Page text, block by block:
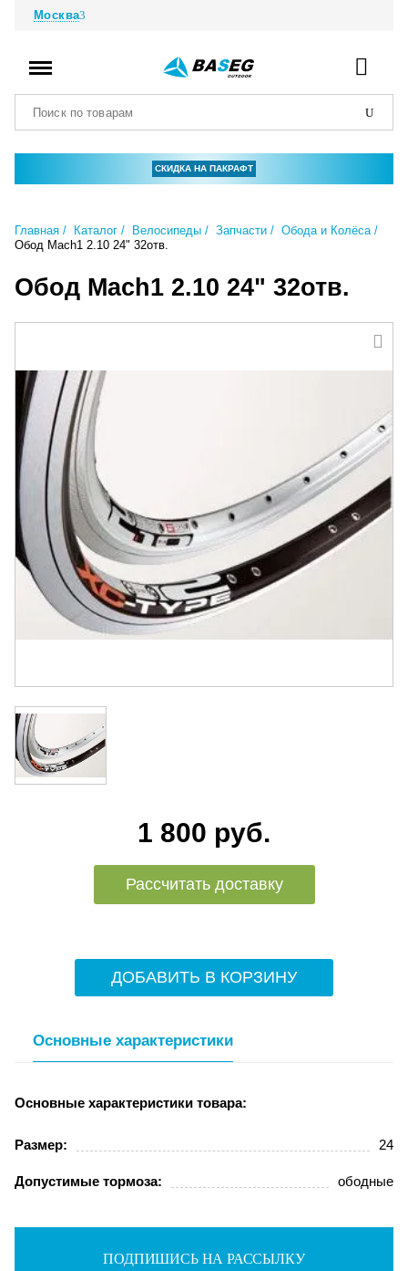
Москва
СКИДКА НА ПАКРАФТ
Главная Каталог Велосипеды Запчасти
Обода и Колёса
Обод Mach1 2.10 24" 32отв.
Обод Mach1 2.10 24" 32отв.
1 800 руб.
Рассчитать доставку
ДОБАВИТЬ В КОРЗИНУ
Основные характеристики
Основные характеристики товара:
Размер: 24
Допустимые тормоза: ободные
ПОДПИШИСЬ НА РАССЫЛКУ